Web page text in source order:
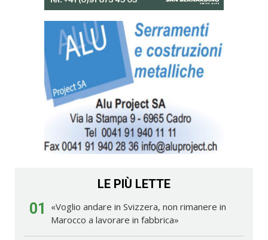
LE PIÙ LETTE
01
«Voglio andare in Svizzera, non rimanere in
Marocco a lavorare in fabbrica»